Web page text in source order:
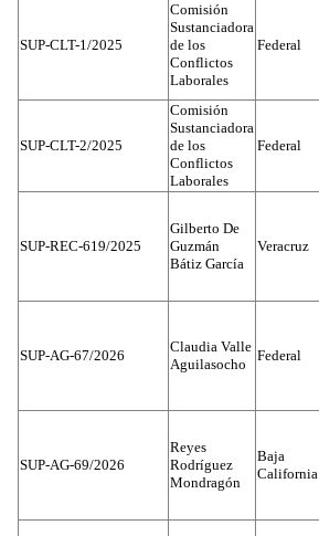
SUP-CLT-1/2025
Comisión
Sustanciadora
de los
Conflictos
Laborales
Federal
SUP-CLT-2/2025
Comisión
Sustanciadora
de los
Conflictos
Laborales
Federal
SUP-REC-619/2025
Gilberto De
Guzmán
Bátiz García
Veracruz
SUP-AG-67/2026
Claudia Valle
Aguilasocho
Federal
SUP-AG-69/2026
Reyes
Rodríguez
Mondragón
Baja
California